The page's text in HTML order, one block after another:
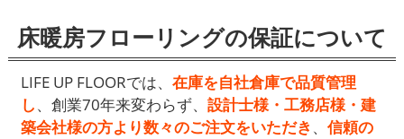
床暖房フローリングの保証について
LIFE UP FLOORでは、在庫を自社倉庫で品質管理
し、創業70年来変わらず、設計士様・工務店様・建
築会社様の方より数々のご注文をいただき 、信頼の